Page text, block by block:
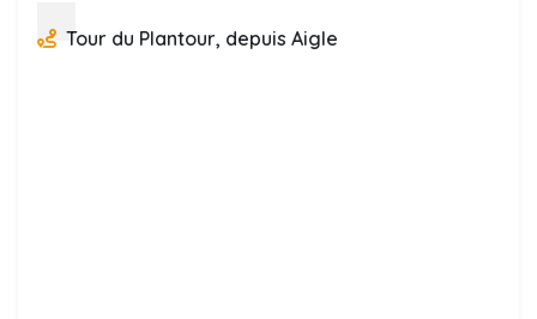
Tour du Plantour, depuis Aigle